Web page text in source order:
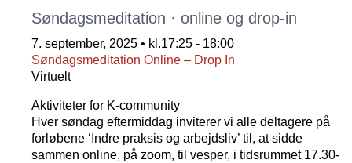
Søndagsmeditation · online og drop-in
7. september, 2025 • kl.17:25 - 18:00
Søndagsmeditation Online – Drop In
Virtuelt
Aktiviteter for K-community
Hver søndag eftermiddag inviterer vi alle deltagere på
forløbene ‘Indre praksis og arbejdsliv’ til, at sidde
sammen online, på zoom, til vesper, i tidsrummet 17.30-